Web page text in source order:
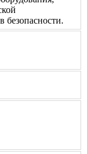
безопасности.